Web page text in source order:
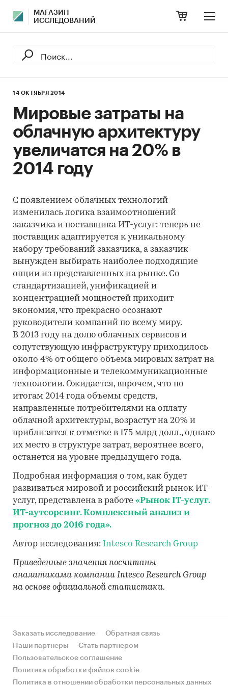
МАГАЗИН
ИССЛЕДОВАНИЙ
14 ОКТЯБРЯ 2014
Мировые затраты на
облачную архитектуру
увеличатся на 20% в
2014 году
С появлением облачных технологий
изменилась логика взаимоотношений
заказчика и поставщика ИТ-услуг: теперь не
поставщик адаптируется к уникальному
набору требований заказчика, а заказчик
вынужден выбирать наиболее подходящие
опции из представленных на рынке. Со
стандартизацией, унификацией и
концентрацией мощностей приходит
экономия, что прекрасно осознают
руководители компаний по всему миру.
В 2013 году на долю облачных сервисов и
сопутствующую инфраструктуру приходилось
около 4% от общего объема мировых затрат на
информационные и телекоммуникационные
технологии. Ожидается, впрочем, что по
итогам 2014 года объемы средств,
направленные потребителями на оплату
облачной архитектуры, возрастут на 20% и
приблизятся к отметке в 175 млрд долл., однако
их место в структуре затрат, вероятнее всего,
останется на уровне предыдущего года.
Подробная информация о том, как будет
развиваться мировой и российский рынок ИТ-
услуг, представлена в работе «Рынок IT-услуг.
ИТ-аутсорсинг. Комплексный анализ и
прогноз до 2016 года».
Автор исследования: Intesco Research Group
Приведенные значения посчитаны
аналитиками компании Intesco Research Group
на основе официальной статистики.
Заказать исследование
Обратная связь
Наши партнеры
Стать партнером
Пользовательское соглашение
Политика обработки файлов cookie
Политика в отношении обработки персональных данных